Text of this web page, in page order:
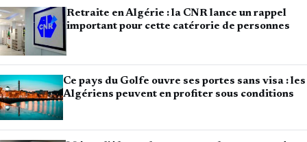
Retraite en Algérie : la CNR lance un rappel
important pour cette catérorie de personnes
Ce pays du Golfe ouvre ses portes sans visa : les
Algériens peuvent en profiter sous conditions